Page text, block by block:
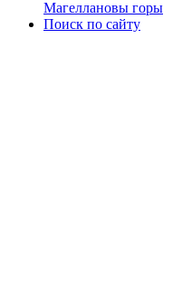
Магеллановы горы
Поиск по сайту